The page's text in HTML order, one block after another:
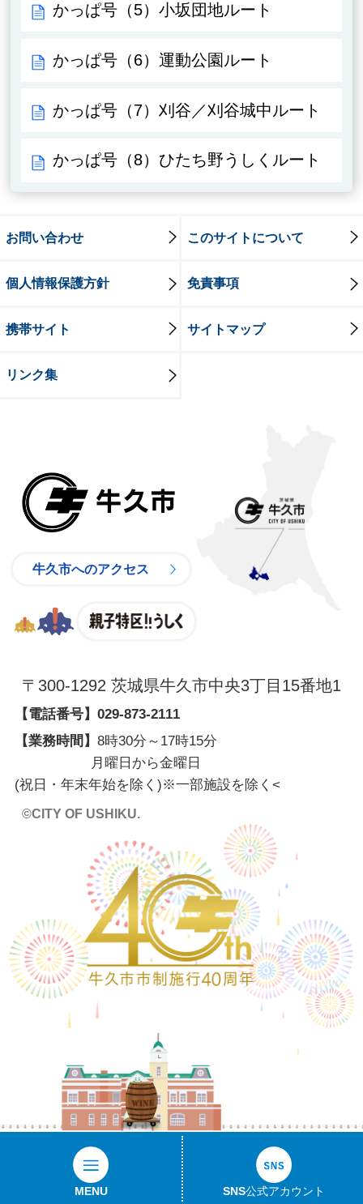
MENU SNS公式アカウント
かっぱ号（5）小坂団地ルート
かっぱ号（6）運動公園ルート
かっぱ号（7）刈谷／刈谷城中ルート
かっぱ号（8）ひたち野うしくルート
お問い合わせ このサイトについて
個人情報保護方針 免責事項
携帯サイト サイトマップ
リンク集
牛久市へのアクセス
〒300-1292 茨城県牛久市中央3丁目15番地1
【電話番号】 029-873-2111
【業務時間】 8時30分～17時15分
月曜日から金曜日
(祝日・年末年始を除く)※一部施設を除く <
©CITY OF USHIKU.
ワイン樽